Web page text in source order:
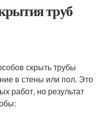
труб
скрыть трубы
в стены или пол. Это
работ, но результат